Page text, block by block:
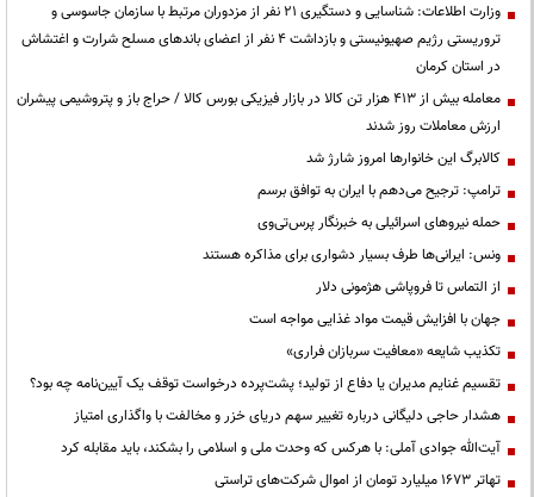
وزارت اطلاعات: شناسایی و دستگیری ۲۱ نفر از مزدوران مرتبط با سازمان جاسوسی و
تروریستی رژیم صهیونیستی و بازداشت ۴ نفر از اعضای باندهای مسلح شرارت و اغتشاش
در استان کرمان
معامله بیش از ۴۱۳ هزار تن کالا در بازار فیزیکی بورس کالا / حراج باز و پتروشیمی پیشران
ارزش معاملات روز شدند
کالابرگ این خانوارها امروز شارژ شد
ترامپ: ترجیح می‌دهم با ایران به توافق برسم
حمله نیروهای اسرائیلی به خبرنگار پرس‌تی‌وی
ونس: ایرانی‌ها طرف بسیار دشواری برای مذاکره هستند
از التماس تا فروپاشی هژمونی دلار
جهان با افزایش قیمت مواد غذایی مواجه است
تکذیب شایعه «معافیت سربازان فراری»
تقسیم غنایم مدیران یا دفاع از تولید؛ پشت‌پرده درخواست توقف یک آیین‌نامه چه بود؟
هشدار حاجی دلیگانی درباره تغییر سهم دریای خزر و مخالفت با واگذاری امتیاز
آیت‌الله جوادی آملی: با هرکس که وحدت ملی و اسلامی را بشکند، باید مقابله کرد
تهاتر ۱۶۷۳ میلیارد تومان از اموال شرکت‌های تراستی